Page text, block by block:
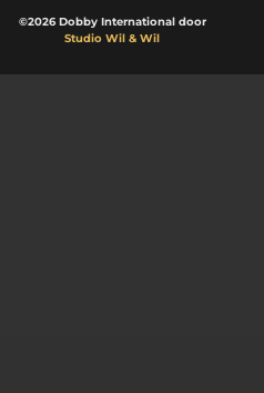
©2026 Dobby International door
Studio Wil & Wil